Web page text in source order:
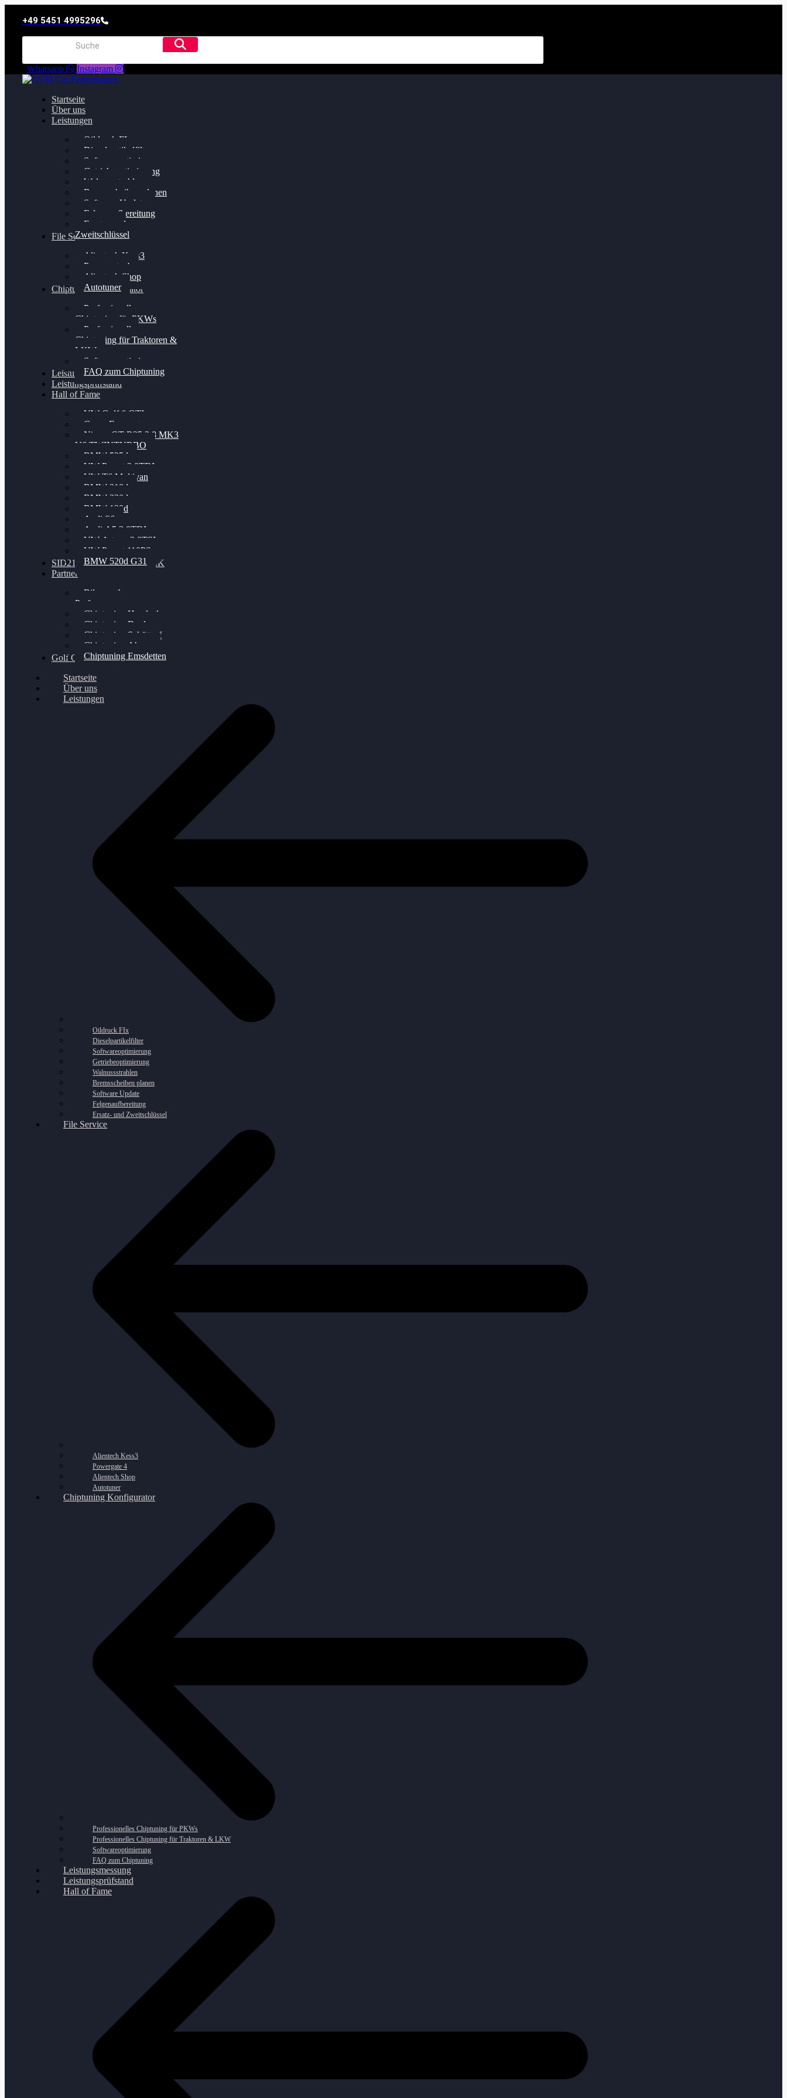
+49 5451 4995296
Whatsapp Instagram
Startseite
Über uns
Leistungen
Oildruck FIx
Dieselpartikelfilter
Softwareoptimierung
Getriebeoptimierung
Walnussstrahlen
Bremsscheiben planen
Software Update
Felgenaufbereitung
Ersatz- und
Zweitschlüssel
File Service
Alientech Kess3
Powergate 4
Alientech Shop
Autotuner
Chiptuning Konfigurator
Professionelles
Chiptuning für PKWs
Professionelles
Chiptuning für Traktoren &
LKW
Softwareoptimierung
FAQ zum Chiptuning
Leistungsmessung
Leistungsprüfstand
Hall of Fame
VW Golf 6 GTI
Cupra Formentor
Nissan GT-R35 3.8 MK3
V6 TWINTURBO
BMW 525d
VW Passat 2.0TDI
VW T6 Multivan
BMW 318d
BMW 320d
BMW 120d
Audi S6
Audi A5 3.0TDI
VW Arteon 2.0TSI
VW Passat 110PS
BMW 520d G31
SID212 / 212EVO UNLOCK
Partner
Bilgenroth
Performance
Chiptuning Herzlacke
Chiptuning Duelmen
Chiptuning Schüttorf
Chiptuning Ahaus
Chiptuning Emsdetten
Golf Gewinnspiel
Startseite
Über uns
Leistungen
Oildruck FIx
Dieselpartikelfilter
Softwareoptimierung
Getriebeoptimierung
Walnussstrahlen
Bremsscheiben planen
Software Update
Felgenaufbereitung
Ersatz- und Zweitschlüssel
File Service
Alientech Kess3
Powergate 4
Alientech Shop
Autotuner
Chiptuning Konfigurator
Professionelles Chiptuning für PKWs
Professionelles Chiptuning für Traktoren & LKW
Softwareoptimierung
FAQ zum Chiptuning
Leistungsmessung
Leistungsprüfstand
Hall of Fame